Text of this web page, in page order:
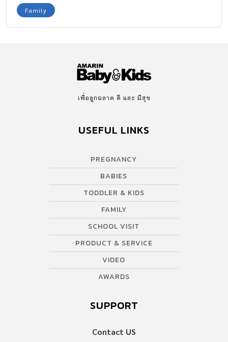
Family
เพื่อลูกฉลาด ดี และ มีสุข
USEFUL LINKS
PREGNANCY
BABIES
TODDLER & KIDS
FAMILY
SCHOOL VISIT
PRODUCT & SERVICE
VIDEO
AWARDS
SUPPORT
Contact US